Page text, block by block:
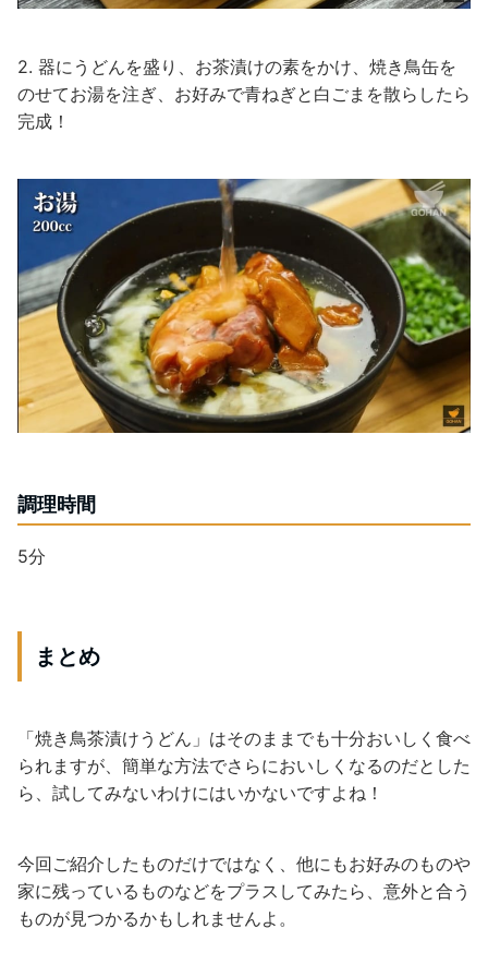
2. 器にうどんを盛り、お茶漬けの素をかけ、焼き鳥缶を
のせてお湯を注ぎ、お好みで青ねぎと白ごまを散らしたら
完成！
調理時間
5分
まとめ
「焼き鳥茶漬けうどん」はそのままでも十分おいしく食べ
られま すが、簡単な方法でさらにおいしくなるのだとした
ら、試してみないわけにはいかないですよね！
今回ご紹介したものだけではなく、他にもお好みのものや
家に残っているものなどをプラスしてみたら、意外と合う
ものが見つかるかもしれませんよ 。